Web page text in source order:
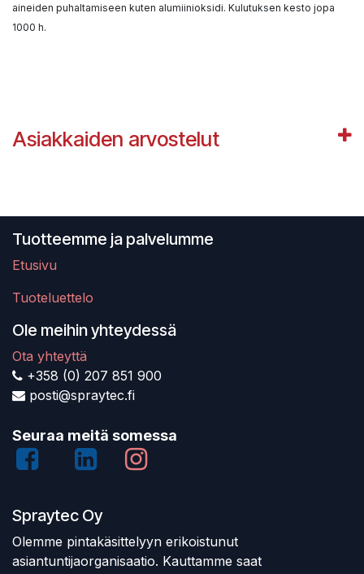
aineiden puhaltamiseen kuten alumiinioksidi. Kulutuksen kesto jopa
1000 h.
Asiakkaiden arvostelut
Tuotteemme ja palvelumme
Etusivu
Tuoteluettelo
Ole meihin yhteydessä
Ota yhteyttä
+358 (0) 207 851 900
posti@spraytec.fi
Seuraa meitä somessa
Spraytec Oy
Olemme pintakäsittelyyn erikoistunut
asiantuntijaorganisaatio. Kauttamme saat